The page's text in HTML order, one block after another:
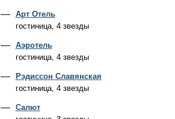
Арт Отель
гостиница, 4 звезды
Аэротель
гостиница, 4 звезды
Рэдиссон Славянская
гостиница, 4 звезды
Салют